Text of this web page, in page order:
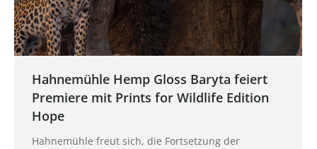
Hahnemühle Hemp Gloss Baryta feiert
Premiere mit Prints for Wildlife Edition
Hope
Hahnemühle freut sich, die Fortsetzung der